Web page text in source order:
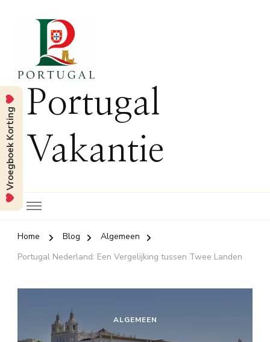
Portugal
Vakantie
Home Blog
Algemeen
Portugal Nederland: Een Vergelijking tussen Twee Landen
ALGEMEEN
Vroegboek Korting